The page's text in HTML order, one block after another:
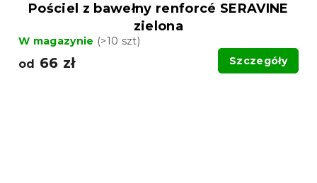
Pościel z bawełny renforcé SERAVINE
zielona
W magazynie (>10 szt)
od 66 zł Szczegóły